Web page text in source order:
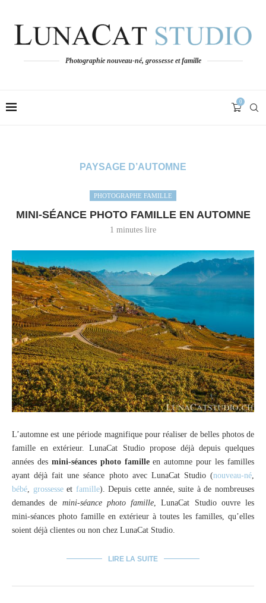
Photographie nouveau-né, grossesse et famille
0
PAYSAGE D’AUTOMNE
PHOTOGRAPHE FAMILLE
MINI-SÉANCE PHOTO FAMILLE EN AUTOMNE
1 minutes lire
L’automne est une période magnifique pour réaliser de belles photos de
famille en extérieur. LunaCat Studio propose déjà depuis quelques
années des mini-séances photo familleen automne pour les familles
ayant déjà fait une séance photo avec LunaCat Studio (nouveau-né
bébé
grossesseet famille). Depuis cette année, suite à de nombreuses
demandes de mini-séance photo famille , LunaCat Studio ouvre les
mini-séances photo famille en extérieur à toutes les familles, qu’elles
soient déjà clientes ou non chez LunaCat Studio.
LIRE LA SUITE